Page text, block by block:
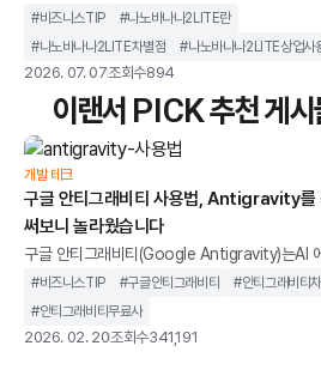
장 가벼운 버전인 '나노 바나나 2 Lite'를 출시했
이미지 한 장을 생성하는 데 걸리는 시간이 불과
니다. 더 놀라운 것은 비용인데, 1,000장을 생성
약 0.034달러(약 4센트)밖에 들지 않습니다.상
월하는 가성비를 보이는 AI 이미지 생성 모델, 과
은 괜찮을까요?나노 바나나 2 Lite의 주요 특징
은 제품군의 다른 모델과 무엇이 다른지, 어떤 작
합하고 어떤 한계가 있는지, 그리고 실제 업무에
게 활용할 수 있는지를
#비즈니스TIP #나노바나나2LITE란
#나노바나나2LITE차별점 #나노바나나2LITE상업사
2026. 07. 07조회수894
이랜서 PICK 추천 게시
개발 테크
구글 안티그래비티 사용법, Antigravity를
써보니 놀라웠습니다
구글 안티그래비티(Google Antigravity)는AI
트를 중심으로 설계된 통합 개발 환경을 말합니다
히 코드 자동완성을 제공하는 도구가 아니라,개발
을 계획하고 실행까지 이어가는 구조를 지향합니
#비즈니스TIP #구글안티그래비티 #안티그래비티
#안티그래비티무료사
2026. 02. 20조회수341,191